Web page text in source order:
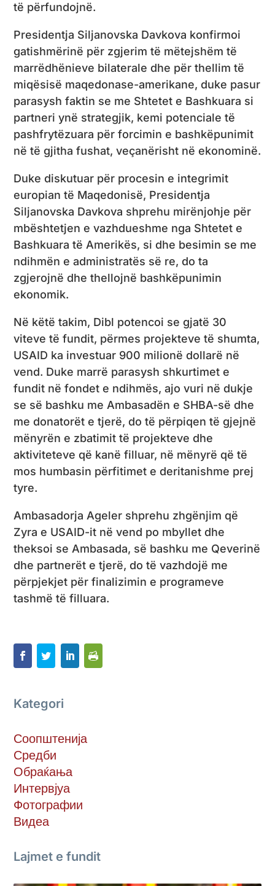
të përfundojnë.
Presidentja Siljanovska Davkova konfirmoi
gatishmërinë për zgjerim të mëtejshëm të
marrëdhënieve bilaterale dhe për thellim të
miqësisë maqedonase-amerikane, duke pasur
parasysh faktin se me Shtetet e Bashkuara si
partneri ynë strategjik, kemi potenciale të
pashfrytëzuara për forcimin e bashkëpunimit
në të gjitha fushat, veçanërisht në ekonominë.
Duke diskutuar për procesin e integrimit
europian të Maqedonisë, Presidentja
Siljanovska Davkova shprehu mirënjohje për
mbështetjen e vazhdueshme nga Shtetet e
Bashkuara të Amerikës, si dhe besimin se me
ndihmën e administratës së re, do ta
zgjerojnë dhe thellojnë bashkëpunimin
ekonomik.
Në këtë takim, Dibl potencoi se gjatë 30
viteve të fundit, përmes projekteve të shumta,
USAID ka investuar 900 milionë dollarë në
vend. Duke marrë parasysh shkurtimet e
fundit në fondet e ndihmës, ajo vuri në dukje
se së bashku me Ambasadën e SHBA-së dhe
me donatorët e tjerë, do të përpiqen të gjejnë
mënyrën e zbatimit të projekteve dhe
aktiviteteve që kanë filluar, në mënyrë që të
mos humbasin përfitimet e deritanishme prej
tyre.
Ambasadorja Ageler shprehu zhgënjim që
Zyra e USAID-it në vend po mbyllet dhe
theksoi se Ambasada, së bashku me Qeverinë
dhe partnerët e tjerë, do të vazhdojë me
përpjekjet për finalizimin e programeve
tashmë të filluara.
Kategori
Соопштенија
Средби
Обраќања
Интервјуа
Фотографии
Видеа
Lajmet e fundit